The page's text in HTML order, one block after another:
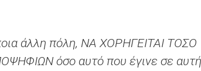
άλλη πόλη, ΝΑ ΧΟΡΗΓΕΙΤΑΙ ΤΟΣΟ
όσο αυτό που έγινε σε αυτή